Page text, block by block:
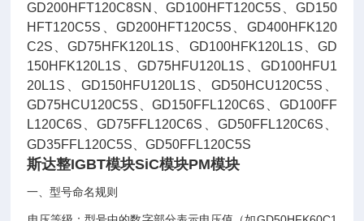
GD200HFT120C8SN、GD100HFT120C5S、GD150
HFT120C5S、GD200HFT120C5S、GD400HFK120
C2S、GD75HFK120L1S、GD100HFK120L1S、GD
150HFK120L1S、GD75HFU120L1S、GD100HFU1
20L1S、GD150HFU120L1S、GD50HCU120C5S、
GD75HCU120C5S、GD150FFL120C6S、GD100FF
L120C6S、GD75FFL120C6S、GD50FFL120C6S、
GD35FFL120C5S、GD50FFL120C5S
斯达整IGBT模块SiC模块PM模块
一、型号命名规则